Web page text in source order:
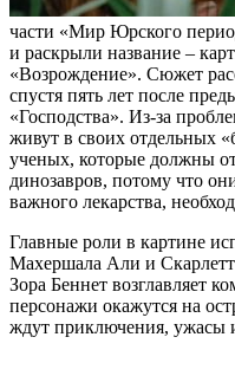
части «Мир Юрского
и раскрыли название –
«Возрождение». Сюжет
спустя пять лет после
«Господства». Из-за
живут в своих отдельных
ученых, которые должны
динозавров, потому что
важного лекарства,
Главные роли в картине
Махершала Али и
Зора Беннет возглавляет
персонажи окажутся на
ждут приключения, ужасы